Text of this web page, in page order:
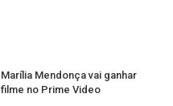
Marília Mendonça vai ganhar
filme no Prime Video